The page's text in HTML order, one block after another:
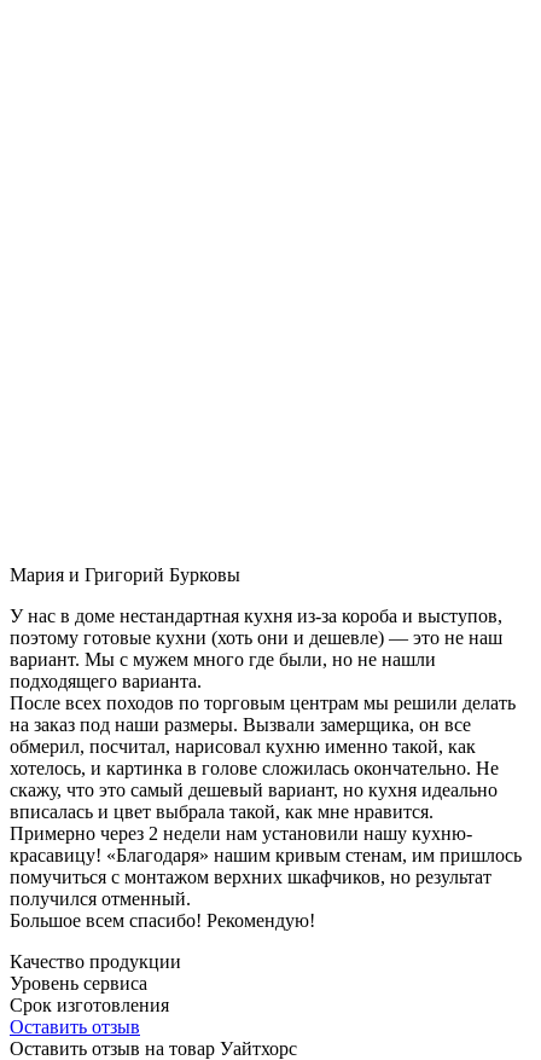
Мария и Григорий Бурковы
У нас в доме нестандартная кухня из-за короба и выступов,
поэтому готовые кухни (хоть они и дешевле) — это не наш
вариант. Мы с мужем много где были, но не нашли
подходящего варианта.
После всех походов по торговым центрам мы решили делать
на заказ под наши размеры. Вызвали замерщика, он все
обмерил, посчитал, нарисовал кухню именно такой, как
хотелось, и картинка в голове сложилась окончательно. Не
скажу, что это самый дешевый вариант, но кухня идеально
вписалась и цвет выбрала такой, как мне нравится.
Примерно через 2 недели нам установили нашу кухню-
красавицу! «Благодаря» нашим кривым стенам, им пришлось
помучиться с монтажом верхних шкафчиков, но результат
получился отменный.
Большое всем спасибо! Рекомендую!
Качество продукции
Уровень сервиса
Срок изготовления
Оставить отзыв
Оставить отзыв на товар Уайтхорс